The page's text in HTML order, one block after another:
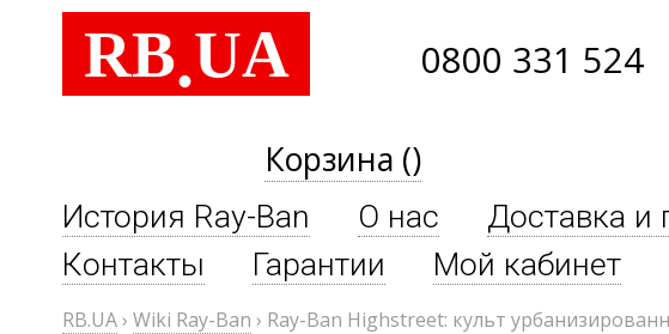
RB.UA 0800 331 524
Корзина ()
История Ray-Ban О нас Доставка и
Контакты
Гарантии Мой кабинет
RB.UA› Wiki Ray-Ban › Ray-Ban Highstreet: культ